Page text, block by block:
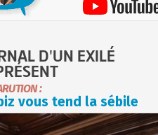
D'UN EXILÉ
:
vous tend la sébile